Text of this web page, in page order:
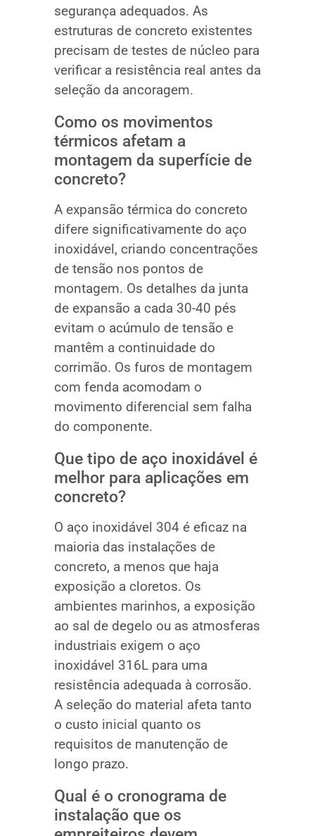
segurança adequados. As
estruturas de concreto existentes
precisam de testes de núcleo para
verificar a resistência real antes da
seleção da ancoragem.
Como os movimentos
térmicos afetam a
montagem da superfície de
concreto?
A expansão térmica do concreto
difere significativamente do aço
inoxidável, criando concentrações
de tensão nos pontos de
montagem. Os detalhes da junta
de expansão a cada 30-40 pés
evitam o acúmulo de tensão e
mantêm a continuidade do
corrimão. Os furos de montagem
com fenda acomodam o
movimento diferencial sem falha
do componente.
Que tipo de aço inoxidável é
melhor para aplicações em
concreto?
O aço inoxidável 304 é eficaz na
maioria das instalações de
concreto, a menos que haja
exposição a cloretos. Os
ambientes marinhos, a exposição
ao sal de degelo ou as atmosferas
industriais exigem o aço
inoxidável 316L para uma
resistência adequada à corrosão.
A seleção do material afeta tanto
o custo inicial quanto os
requisitos de manutenção de
longo prazo.
Qual é o cronograma de
instalação que os